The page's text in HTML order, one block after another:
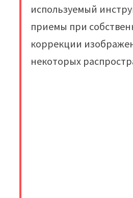
используемый
приемы при
коррекции
некоторых